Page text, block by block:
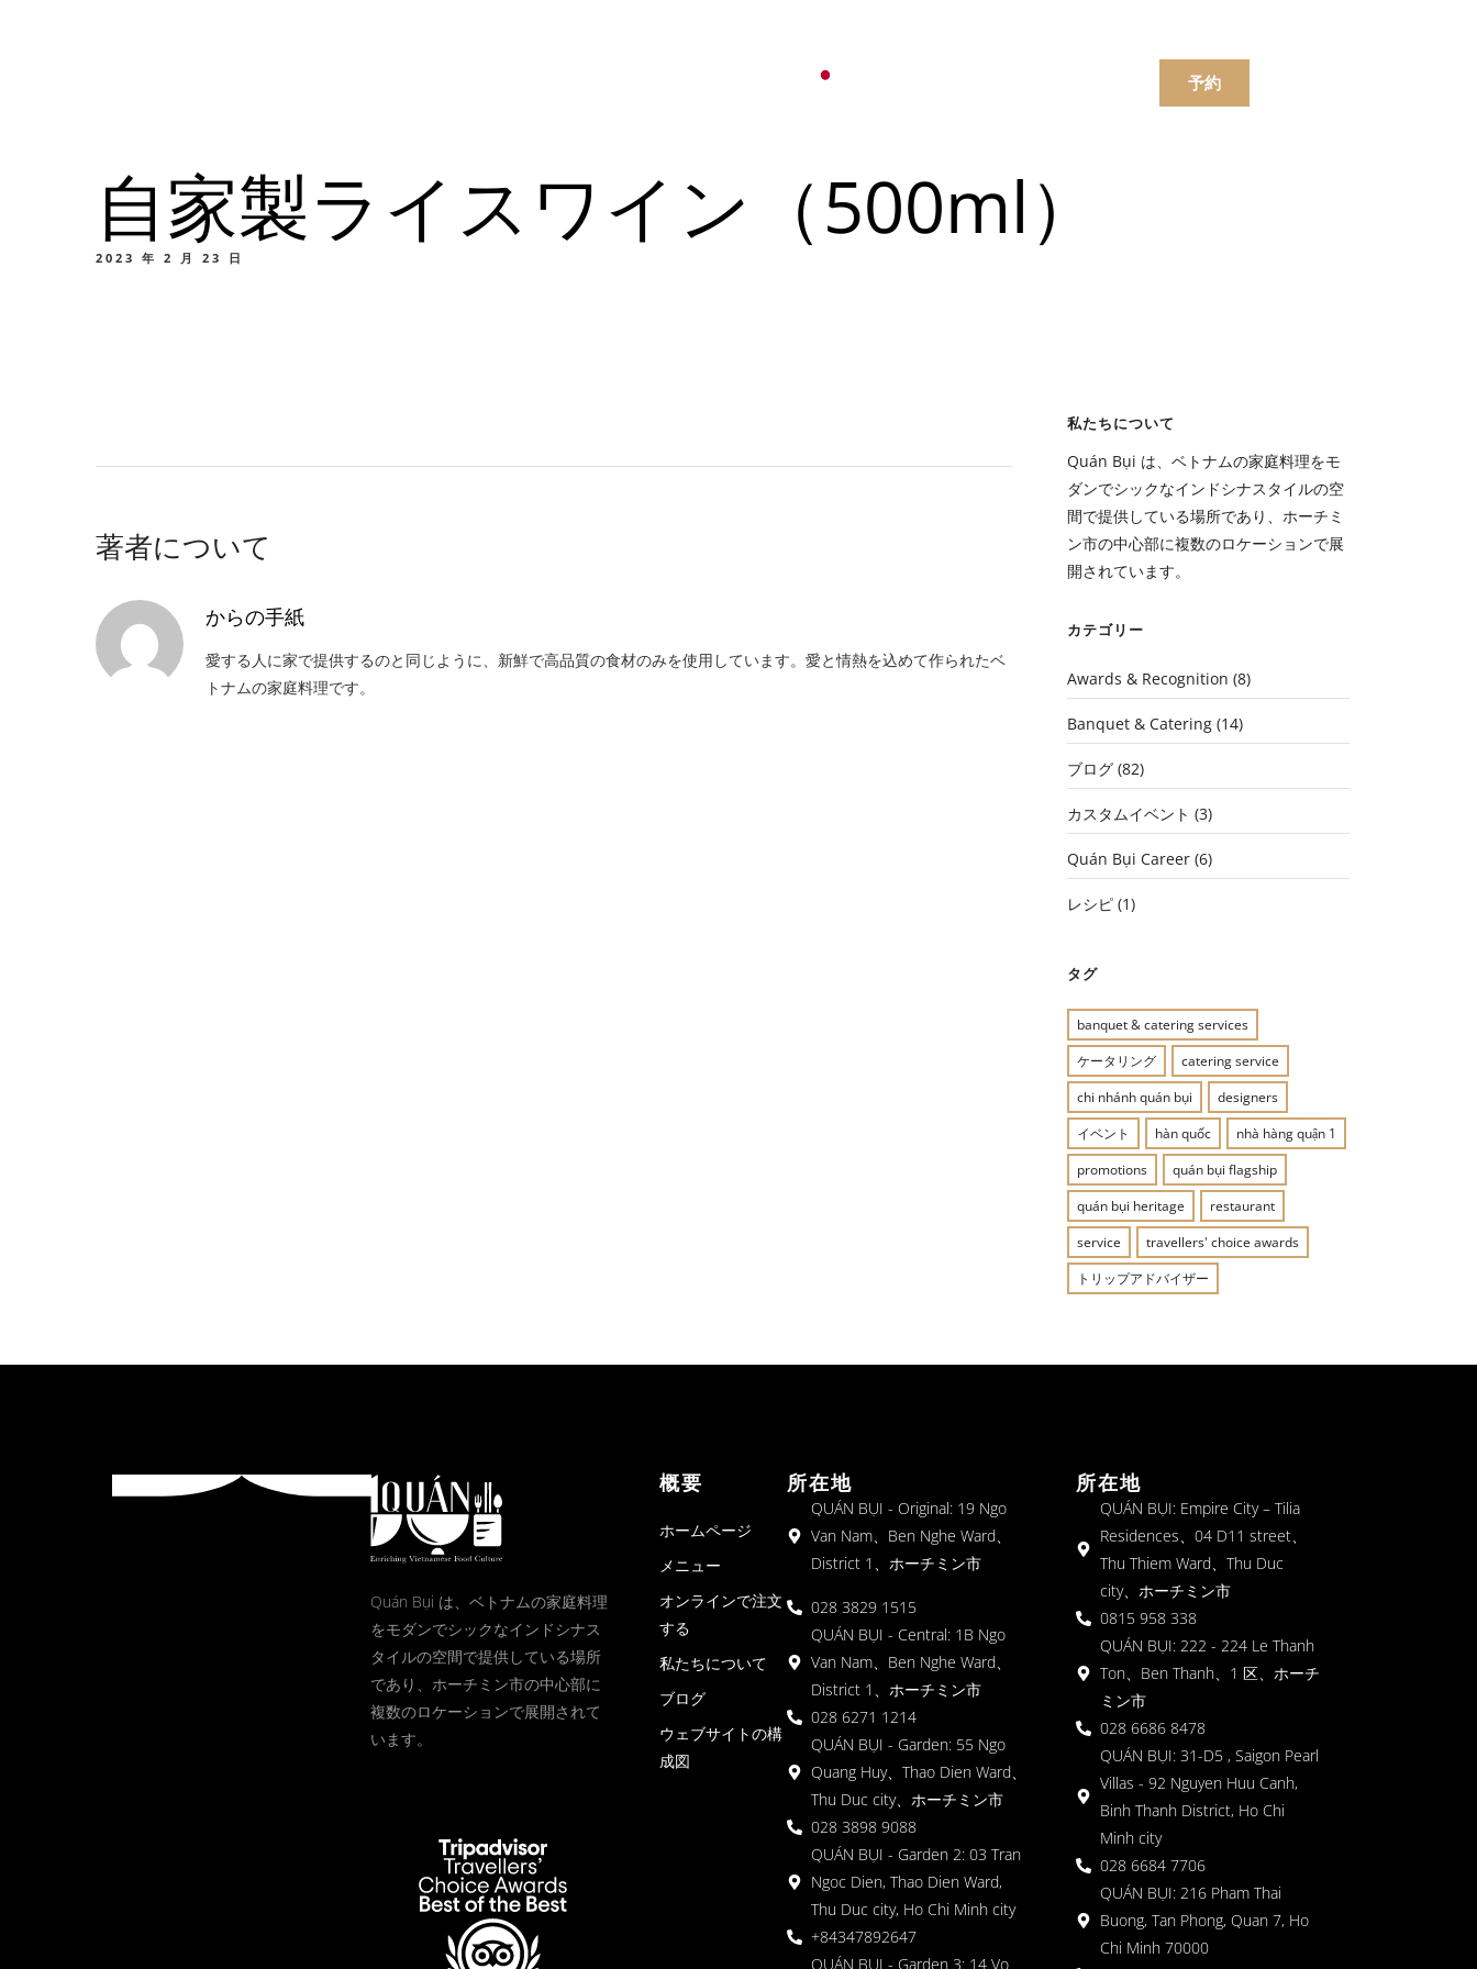
カスタムイベント メニュー
飲み物
한국어
予約
メニュー
カスタムイベント メニュー
自家製ライスワイン（500ml）
2023 年 2 月 23 日
著者について
からの手紙
愛する人に家で提供するのと同じように、新鮮で高品質の食材のみを使用しています。愛と情熱を込めて作られたベ
トナムの家庭料理です。
私たちについて
Quán Bụi は、ベトナムの家庭料理をモ
ダンでシックなインドシナスタイルの空
間で提供している場所であり、ホーチミ
ン市の中心部に複数のロケーションで展
開されています。
カテゴリー
Awards & Recognition (8)
Banquet & Catering (14)
ブログ (82)
カスタムイベント (3)
Quán Bụi Career (6)
レシピ (1)
タグ
banquet & catering services
ケータリング
catering service
chi nhánh quán bụi
designers
イベント
hàn quốc
nhà hàng quận 1
promotions
quán bụi flagship
quán bụi heritage
restaurant
service
travellers' choice awards
トリップアドバイザー
Quán Bụi は、ベトナムの家庭料理
をモダンでシックなインドシナス
タイルの空間で提供している場所
であり、ホーチミン市の中心部に
複数のロケーションで展開されて
います。
概要
ホームページ
メニュー
オンラインで注文
する
私たちについて
ブログ
ウェブサイトの構
成図
所在地
QUÁN BỤI - Original: 19 Ngo
Van Nam、Ben Nghe Ward、
District 1、ホーチミン市
028 3829 1515
QUÁN BỤI - Central: 1B Ngo
Van Nam、Ben Nghe Ward、
District 1、ホーチミン市
028 6271 1214
QUÁN BỤI - Garden: 55 Ngo
Quang Huy、Thao Dien Ward、
Thu Duc city、ホーチミン市
028 3898 9088
QUÁN BỤI - Garden 2: 03 Tran
Ngoc Dien, Thao Dien Ward,
Thu Duc city, Ho Chi Minh city
+84347892647
QUÁN BỤI - Garden 3: 14 Vo
所在地
QUÁN BỤI: Empire City – Tilia
Residences、04 D11 street、
Thu Thiem Ward、Thu Duc
city、ホーチミン市
0815 958 338
QUÁN BỤI: 222 - 224 Le Thanh
Ton、Ben Thanh、1 区、ホーチ
ミン市
028 6686 8478
QUÁN BỤI: 31-D5 , Saigon Pearl
Villas - 92 Nguyen Huu Canh,
Binh Thanh District, Ho Chi
Minh city
028 6684 7706
QUÁN BỤI: 216 Pham Thai
Buong, Tan Phong, Quan 7, Ho
Chi Minh 70000